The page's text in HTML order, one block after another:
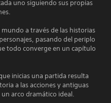
uno siguiendo sus propias
a través de las historias
pasando del periplo
todo converge en un capítulo
inicias una partida resulta
a las acciones y antiguas
arco dramático ideal.